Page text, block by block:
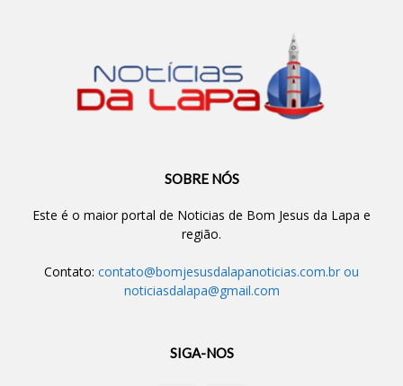
SOBRE NÓS
Este é o maior portal de Noticias de Bom Jesus da Lapa e
região.
Contato: contato@bomjesusdalapanoticias.com.br ou
noticiasdalapa@gmail.com
SIGA-NOS